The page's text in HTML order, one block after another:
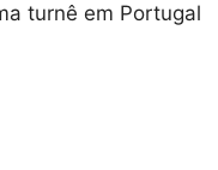
turnê em Portugal